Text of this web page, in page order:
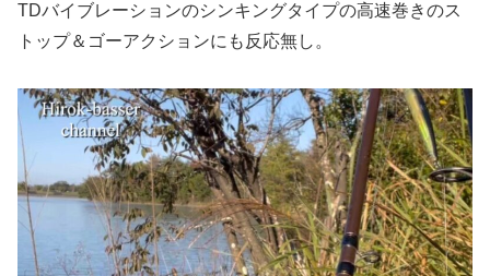
TDバイブレーションのシンキングタイプの高速巻きのス
トップ＆ゴーアクションにも反応無し。